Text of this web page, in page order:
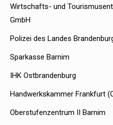
Wirtschafts- und
GmbH
Polizei des Landes
Sparkasse Barnim
IHK Ostbrandenburg
Handwerkskammer Frankfurt
Oberstufenzentrum II Barnim